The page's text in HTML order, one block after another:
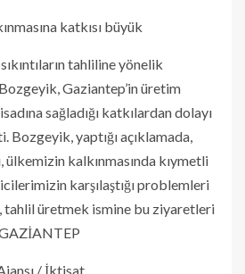
katkısı büyük
tahliline yönelik
Gaziantep’in üretim
sağladığı katkılardan dolayı
yaptığı açıklamada,
kalkınmasında kıymetli
karşılaştığı problemleri
tahlil üretmek ismine bu ziyaretleri
/ İktisat